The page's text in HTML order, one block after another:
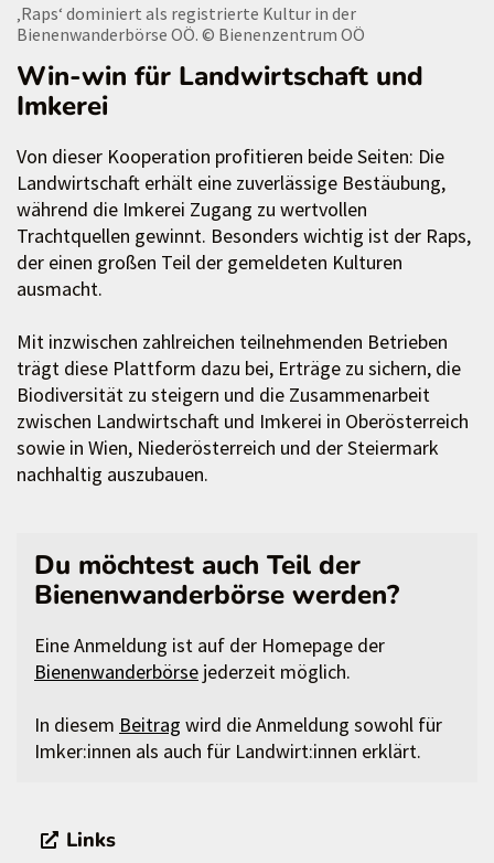
‚Raps‘ dominiert als registrierte Kultur in der
Bienenwanderbörse OÖ. © Bienenzentrum OÖ
Win-win für Landwirtschaft und
Imkerei
Von dieser Kooperation profitieren beide Seiten: Die
Landwirtschaft erhält eine zuverlässige Bestäubung,
während die Imkerei Zugang zu wertvollen
Trachtquellen gewinnt. Besonders wichtig ist der Raps,
der einen großen Teil der gemeldeten Kulturen
ausmacht.
Mit inzwischen zahlreichen teilnehmenden Betrieben
trägt diese Plattform dazu bei, Erträge zu sichern, die
Biodiversität zu steigern und die Zusammenarbeit
zwischen Landwirtschaft und Imkerei in Oberösterreich
sowie in Wien, Niederösterreich und der Steiermark
nachhaltig auszubauen.
Du möchtest auch Teil der
Bienenwanderbörse werden?
Eine Anmeldung ist auf der Homepage der
Bienenwanderbörse jederzeit möglich.
In diesem Beitrag wird die Anmeldung sowohl für
Imker:innen als auch für Landwirt:innen erklärt.
Links